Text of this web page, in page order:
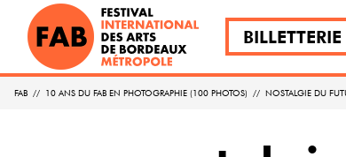
BILLETTERIE
FAB // 10 ANS DU FAB EN PHOTOGRAPHIE (100 PHOTOS) // NOSTALGIE DU